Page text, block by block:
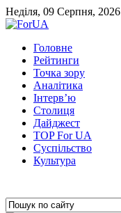
Неділя, 09 Серпня, 2026
Головне
Рейтинги
Точка зору
Аналітика
Інтерв’ю
Столиця
Дайджест
TOP For UA
Суспiльство
Культура